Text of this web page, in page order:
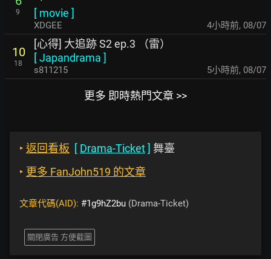
9
[ movie ]
XDGEE 4小時前, 08/07
10
18
[心得] 大追跡 S2 ep.3 （雷）
[Japandrama ]
s811215 5小時前, 08/07
更多 即時熱門文章 >>
‣ 返回看板 [ Drama-Ticket] 舞臺
‣ 更多 FanJohn519 的文章
文章代碼(AID): #1g9hZ2bu (Drama-Ticket)
關閉廣告 方便截圖